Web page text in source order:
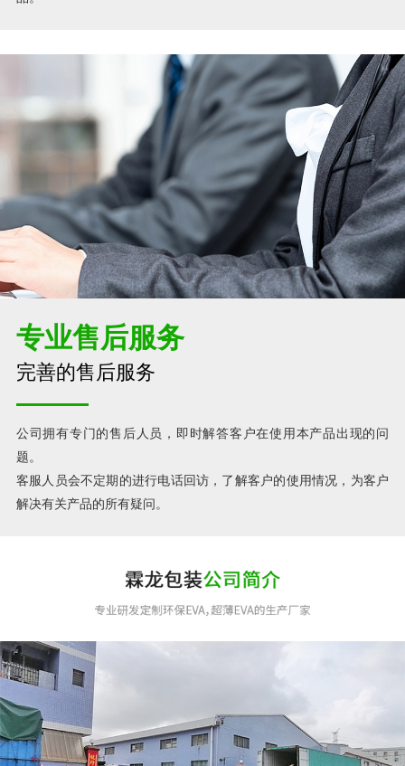
专业售后服务
完善的售后服务
公司拥有专门的售后人员，即时解答客户在使用本产品出现的问
题。
客服人员会不定期的进行电话回访，了解客户的使用情况，为客户
解决有关产品的所有疑问。